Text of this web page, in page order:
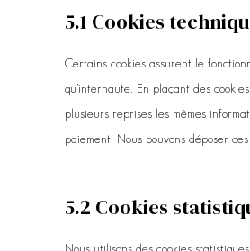
5.1 Cookies
Certains cookies assurent le
qu’internaute. En plaçant des
plusieurs reprises les mêmes
paiement. Nous pouvons déposer
5.2 Cookies